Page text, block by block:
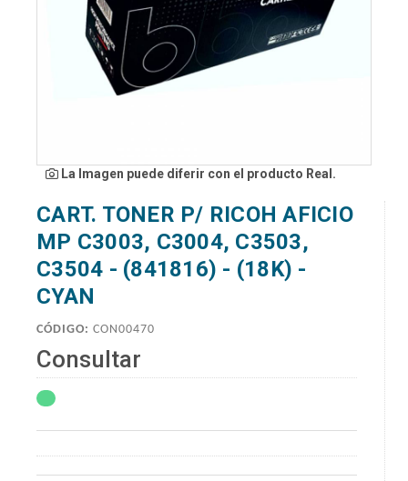
La Imagen puede diferir con el producto Real.
CART. TONER P/ RICOH AFICIO
MP C3003, C3004, C3503,
C3504 - (841816) - (18K) -
CYAN
CÓDIGO: CON00470
Consultar